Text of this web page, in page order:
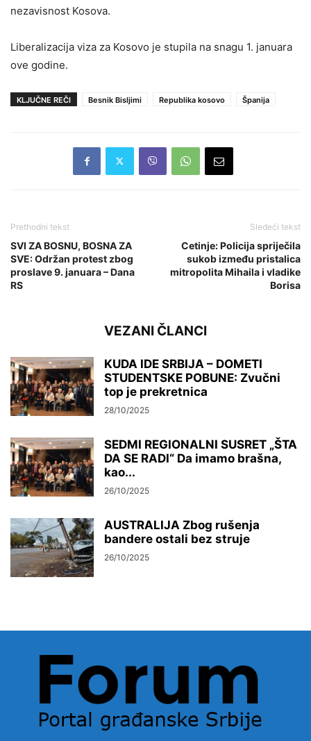
nezavisnost Kosova.
Liberalizacija viza za Kosovo je stupila na snagu 1. januara
ove godine.
KLJUČNE REČI Besnik Bisljimi Republika kosovo Španija
Prethodni tekst
SVI ZA BOSNU, BOSNA ZA
SVE: Održan protest zbog
proslave 9. januara – Dana
RS
Sledeći tekst
Cetinje: Policija spriječila
sukob između pristalica
mitropolita Mihaila i vladike
Borisa
VEZANI ČLANCI
KUDA IDE SRBIJA – DOMETI
STUDENTSKE POBUNE: Zvučni
top je prekretnica
28/10/2025
SEDMI REGIONALNI SUSRET „ŠTA
DA SE RADI“ Da imamo brašna,
kao...
26/10/2025
AUSTRALIJA Zbog rušenja
bandere ostali bez struje
26/10/2025